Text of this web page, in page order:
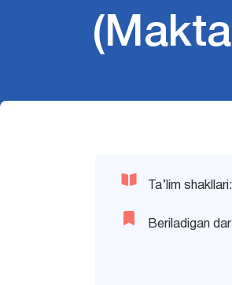
Ta’lim shakllari:
Beriladigan